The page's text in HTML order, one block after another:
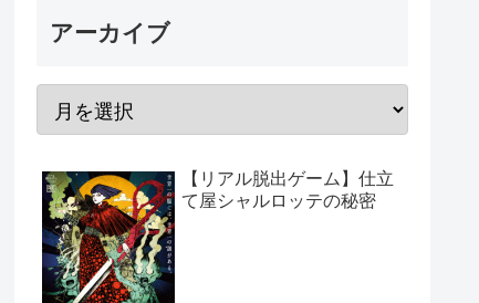
アーカイブ
【リアル脱出ゲーム】仕立
て屋シャルロッテの秘密